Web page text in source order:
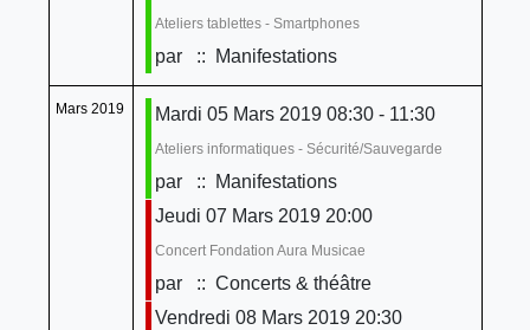
Ateliers tablettes - Smartphones
par :: Manifestations
Mars 2019 Mardi 05 Mars 2019 08:30 - 11:30
Ateliers informatiques - Sécurité/Sauvegarde
par
:: Manifestations
Jeudi 07 Mars 2019 20:00
Concert Fondation Aura Musicae
par
:: Concerts & théâtre
Vendredi 08 Mars 2019 20:30